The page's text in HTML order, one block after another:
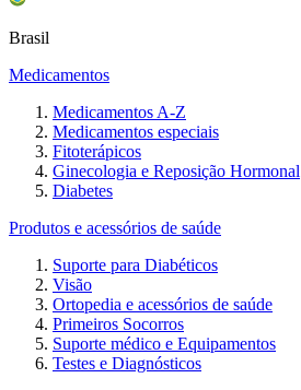
Brasil
Medicamentos
Medicamentos A-Z
Medicamentos especiais
Fitoterápicos
Ginecologia e Reposição Hormonal
Diabetes
Produtos e acessórios de saúde
Suporte para Diabéticos
Visão
Ortopedia e acessórios de saúde
Primeiros Socorros
Suporte médico e Equipamentos
Testes e Diagnósticos